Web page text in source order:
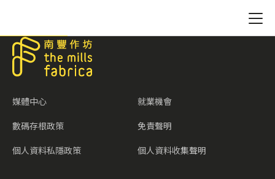
媒體中心 就業機會
數碼存根政策 免責聲明
個人資料私隱政策 個人資料收集聲明